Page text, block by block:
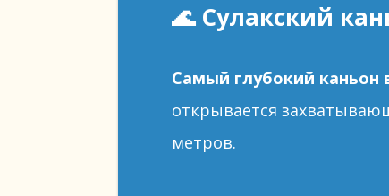
🌊 Сулакский
Самый глубокий каньон
открывается
метров.